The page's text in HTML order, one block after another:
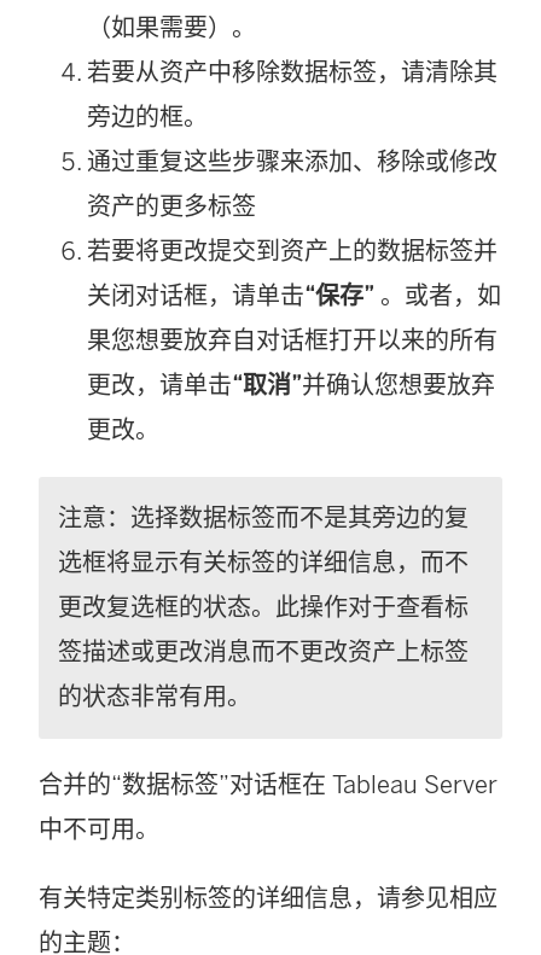
（如果需要）。
若要从资产中移除数据标签，请清除其
旁边的框。
通过重复这些步骤来添加、移除或修改
资产的更多标签
若要将更改提交到资产上的数据标签并
关闭对话框，请单击“保存” 。或者，如
果您想要放弃自对话框打开以来的所有
更改，请单击“取消”并确认您想要放弃
更改。
注意：选择数据标签而不是其旁边的复
选框将显示有关标签的详细信息，而不
更改复选框的状态。此操作对于查看标
签描述或更改消息而不更改资产上标签
的状态非常有用。
合并的“数据标签”对话框在 Tableau Server
中不可用。
有关特定类别标签的详细信息，请参见相应
的主题：